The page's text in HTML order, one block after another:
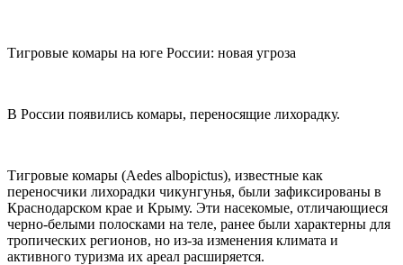
Тигровые комары на юге России: новая угроза
В России появились комары, переносящие лихорадку.
Тигровые комары (Aedes albopictus), известные как
переносчики лихорадки чикунгунья, были зафиксированы в
Краснодарском крае и Крыму. Эти насекомые, отличающиеся
черно-белыми полосками на теле, ранее были характерны для
тропических регионов, но из-за изменения климата и
активного туризма их ареал расширяется.